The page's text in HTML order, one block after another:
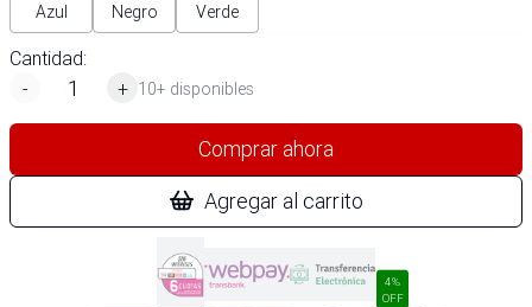
Azul Negro Verde
Cantidad:
-
+ 10+ disponibles
Comprar ahora
Agregar al carrito
4%
OFF